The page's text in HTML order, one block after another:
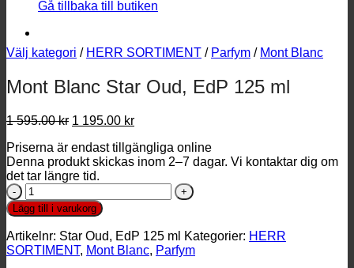
Gå tillbaka till butiken
Välj kategori / HERR SORTIMENT / Parfym / Mont Blanc
Mont Blanc Star Oud, EdP 125 ml
1 595.00kr Det
priset
var:
1
1 195.00 krDet
priset
är:
195.00 kr.
Priserna är endast tillgängliga online
Denna produkt skickas inom 2–7 dagar. Vi kontaktar dig om
det tar längre tid.
Mont
Blanc
Star
Oud,
EdP
125
Lägg till i varukorg
Artikelnr: Star Oud, EdP 125 ml Kategorier: HERR
SORTIMENT, Mont Blanc, Parfym